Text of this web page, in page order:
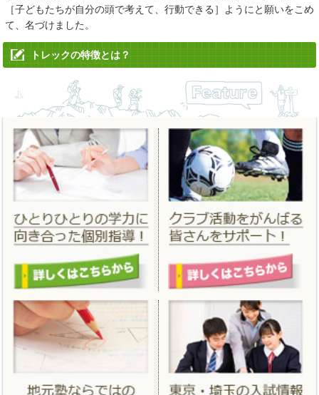
2022/09/15
2022 親と子の私立・都立中学高校受験相談会を更新しました。
2022/06/13
」 「夏のはじめてキャンペーン」を更新しました。
2022/04/12
進学フェア２０２２春」 を掲載しました。
2022/03/14
「合格実績」 を更新しました。
2022/02/25
「春期講習」「春のはじめてキャンペーン」を掲載しました。
2021/11/19
「冬期講習」「冬のはじめてキャンペーン」を掲載しました。
2021/06/18
「夏期講習」 「夏のはじめてキャンペーン 」を更新しました。
合格実績」、「年間スケジュール 」、「小学生料金」、「中学生
［子どもたちが自分の頭で考えて、行動できる］ようにと願いをこめ
て、名づけました。
トレックの特徴とは？